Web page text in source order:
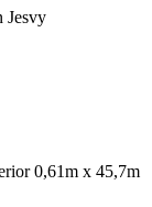
0,61m x 45,7m